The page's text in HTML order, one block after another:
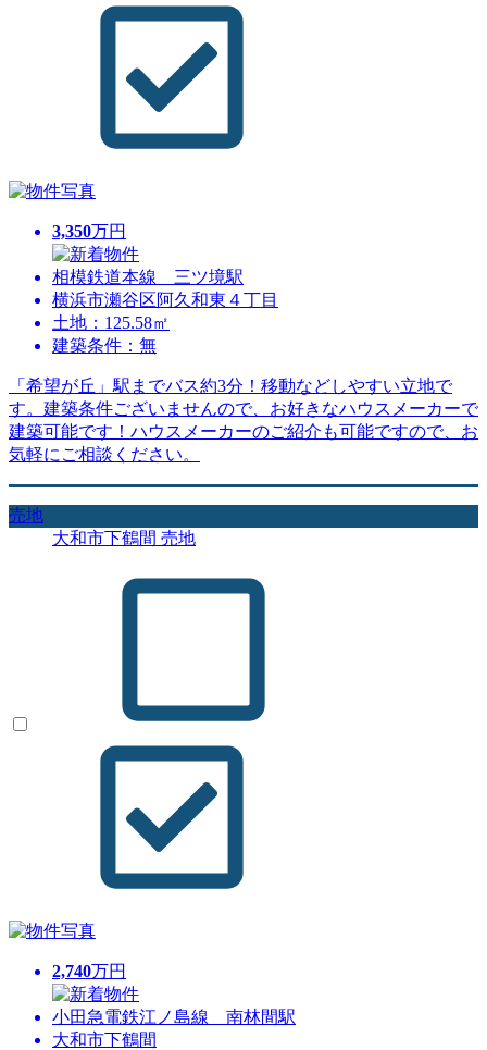
3,350万円
相模鉄道本線 三ツ境駅
横浜市瀬谷区阿久和東４丁目
土地：125.58㎡
建築条件：無
「希望が丘」駅までバス約3分！移動などしやすい立地で
す。建築条件ございませんので、お好きなハウスメーカーで
建築可能です！ハウスメーカーのご紹介も可能ですので、お
気軽にご相談ください。
売地
大和市下鶴間 売地
2,740万円
小田急電鉄江ノ島線 南林間駅
大和市下鶴間